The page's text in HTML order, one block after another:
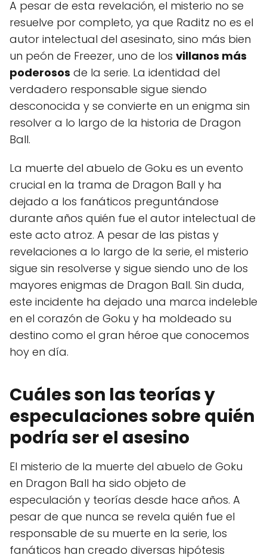
A pesar de esta revelación, el misterio no se
resuelve por completo, ya que Raditz no es el
autor intelectual del asesinato, sino más bien
un peón de Freezer, uno de los villanos más
poderosos de la serie. La identidad del
verdadero responsable sigue siendo
desconocida y se convierte en un enigma sin
resolver a lo largo de la historia de Dragon
Ball.
La muerte del abuelo de Goku es un evento
crucial en la trama de Dragon Ball y ha
dejado a los fanáticos preguntándose
durante años quién fue el autor intelectual de
este acto atroz. A pesar de las pistas y
revelaciones a lo largo de la serie, el misterio
sigue sin resolverse y sigue siendo uno de los
mayores enigmas de Dragon Ball. Sin duda,
este incidente ha dejado una marca indeleble
en el corazón de Goku y ha moldeado su
destino como el gran héroe que conocemos
hoy en día.
Cuáles son las teorías y
especulaciones sobre quién
podría ser el asesino
El misterio de la muerte del abuelo de Goku
en Dragon Ball ha sido objeto de
especulación y teorías desde hace años. A
pesar de que nunca se revela quién fue el
responsable de su muerte en la serie, los
fanáticos han creado diversas hipótesis